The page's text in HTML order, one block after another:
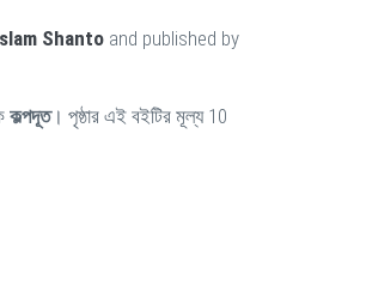
Shanto and published by
কল্পদূত। পৃষ্ঠার এই বইটির মূল্য 10